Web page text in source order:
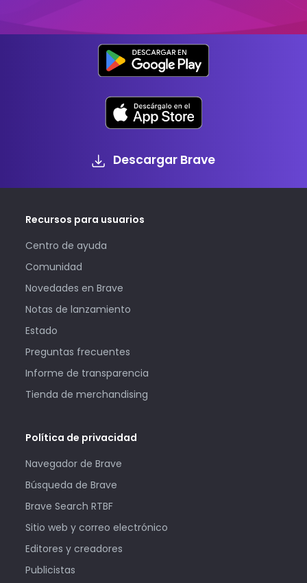
Descargar Brave
Recursos para usuarios
Centro de ayuda
Comunidad
Novedades en Brave
Notas de lanzamiento
Estado
Preguntas frecuentes
Informe de transparencia
Tienda de merchandising
Política de privacidad
Navegador de Brave
Búsqueda de Brave
Brave Search RTBF
Sitio web y correo electrónico
Editores y creadores
Publicistas